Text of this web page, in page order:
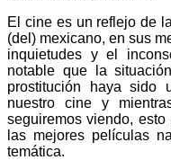
El cine es un reflejo de
(del) mexicano, en sus
inquietudes y el
notable que la
prostitución haya sido
nuestro cine y
seguiremos viendo,
las mejores películas
temática.